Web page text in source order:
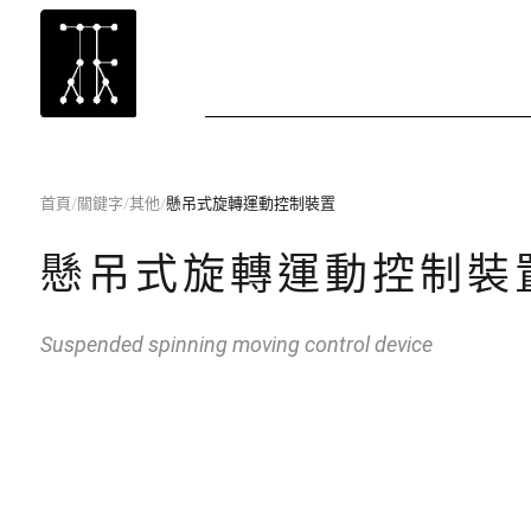
首頁/關鍵字/其他/懸吊式旋轉運動控制裝置
懸吊式旋轉運動控制裝
Suspended spinning moving control device